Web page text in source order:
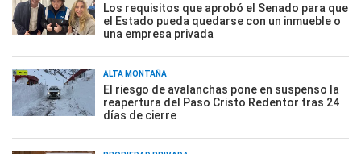
Los requisitos que aprobó el Senado para que
el Estado pueda quedarse con un inmueble o
una empresa privada
ALTA MONTAÑA
El riesgo de avalanchas pone en suspenso la
reapertura del Paso Cristo Redentor tras 24
días de cierre